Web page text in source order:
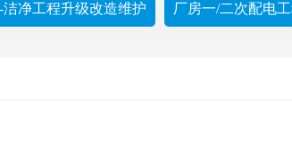
净工程升级改造维护 厂房一/二次配电